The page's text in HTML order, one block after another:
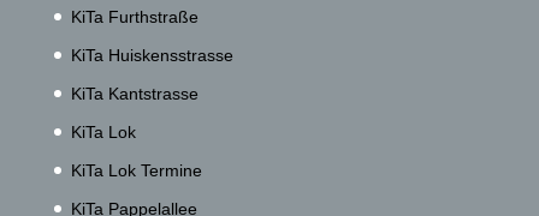
KiTa Furthstraße
KiTa Huiskensstrasse
KiTa Kantstrasse
KiTa Lok
KiTa Lok Termine
KiTa Pappelallee